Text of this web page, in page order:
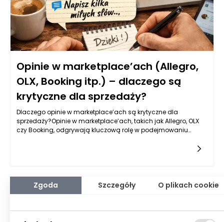
Opinie w marketplace’ach (Allegro,
OLX, Booking itp.) – dlaczego są
krytyczne dla sprzedaży?
Dlaczego opinie w marketplace’ach są krytyczne dla
sprzedaży?Opinie w marketplace’ach, takich jak Allegro, OLX
czy Booking, odgrywają kluczową rolę w podejmowaniu
Zgoda Szczegóły O plikach cookie